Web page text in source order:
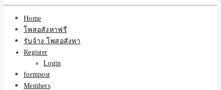
รับจ้างโพสอสังหา ราคาถู
ขายบ้าน ที่ดิน ไม่มีค่านาย
หน้า โดย ทีมงาน รับจ้าง
โพสต์อสังหา-บ้านที่ดิน
Home
โพสอสังหาฟรี
รับจ้าง โพสอสังหา
Register
Login
formpost
Members